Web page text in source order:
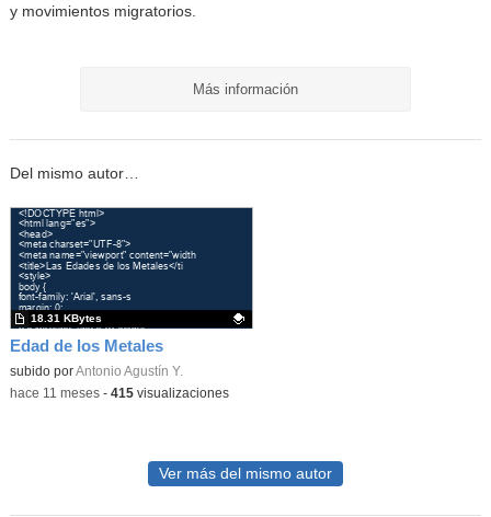
y movimientos migratorios.
Más información
Del mismo autor…
Edad de los Metales
Contenido educativo.
subido porAntonio Agustín Y.
18.31 KBytes
-hace 11 meses- 415visualizaciones
Ver más del mismo autor